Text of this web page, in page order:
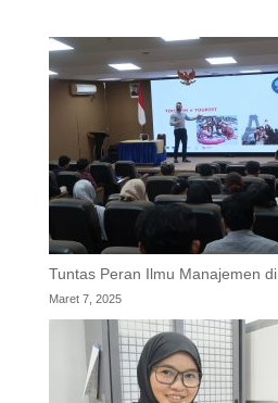
Tuntas Peran Ilmu Manajemen
Maret 7, 2025